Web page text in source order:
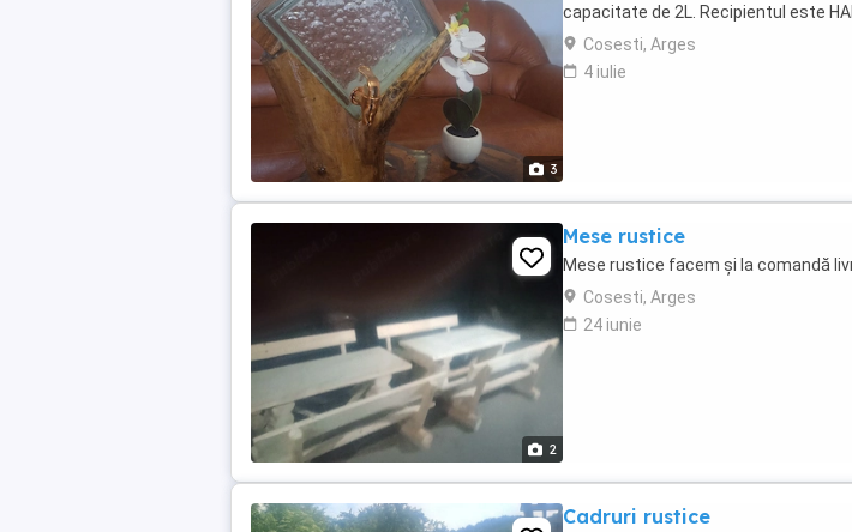
3
capacitate de 2L. Recipientul este
Cosesti, Arges
4 iulie
2
Mese rustice
Mese rustice facem și la comandă
Cosesti, Arges
24 iunie
Cadruri rustice